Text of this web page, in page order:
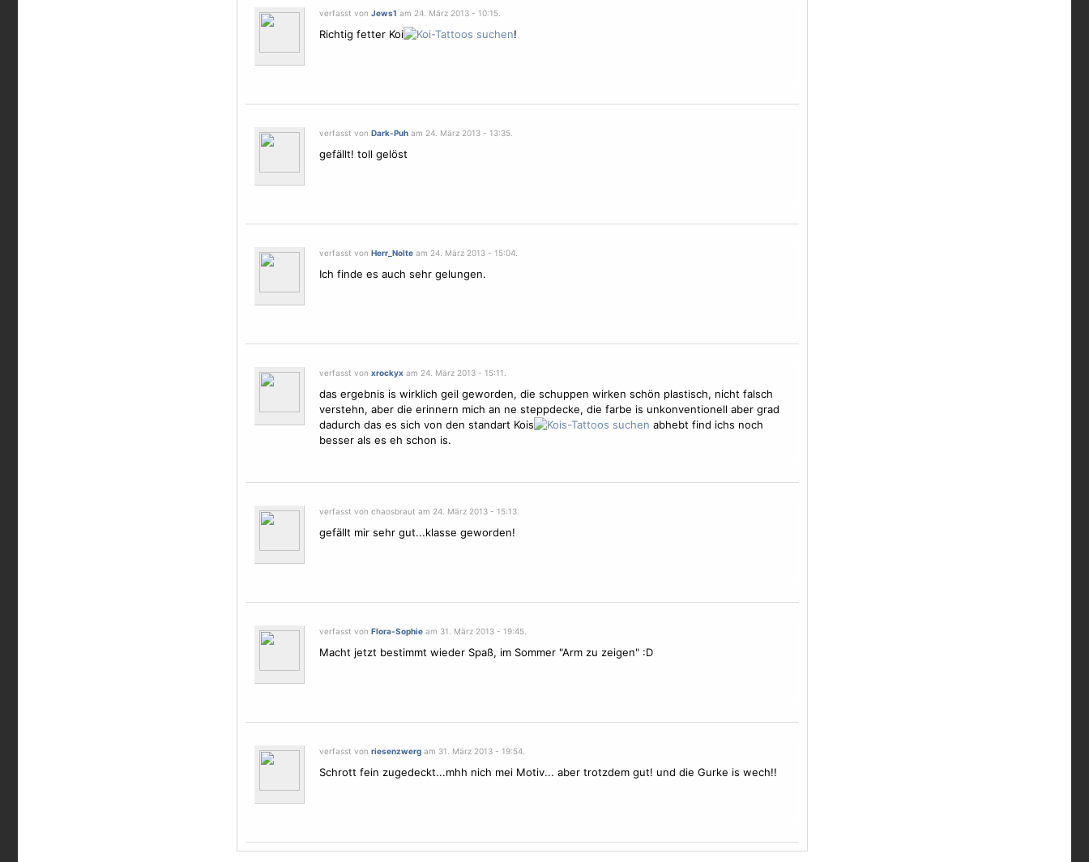
verfasst von Jews1 am 24. März 2013 - 10:15.
Richtig fetter Koi !
verfasst von Dark-Puham 24. März 2013 - 13:35.
gefällt! toll gelöst
verfasst von Herr_Nolteam 24. März 2013 - 15:04.
Ich finde es auch sehr gelungen.
verfasst von xrockyxam 24. März 2013 - 15:11.
das ergebnis is wirklich geil geworden, die schuppen wirken schön plastisch, nicht falsch
verstehn, aber die erinnern mich an ne steppdecke, die farbe is unkonventionell aber grad
dadurch das es sich von den standart Kois
abhebt find ichs noch
besser als es eh schon is.
verfasst von chaosbraut am 24. März 2013 - 15:13.
gefällt mir sehr gut...klasse geworden!
verfasst von Flora-Sophieam 31. März 2013 - 19:45.
Macht jetzt bestimmt wieder Spaß, im Sommer "Arm zu zeigen" :D
verfasst von riesenzwergam 31. März 2013 - 19:54.
Schrott fein zugedeckt...mhh nich mei Motiv... aber trotzdem gut! und die Gurke is wech!!